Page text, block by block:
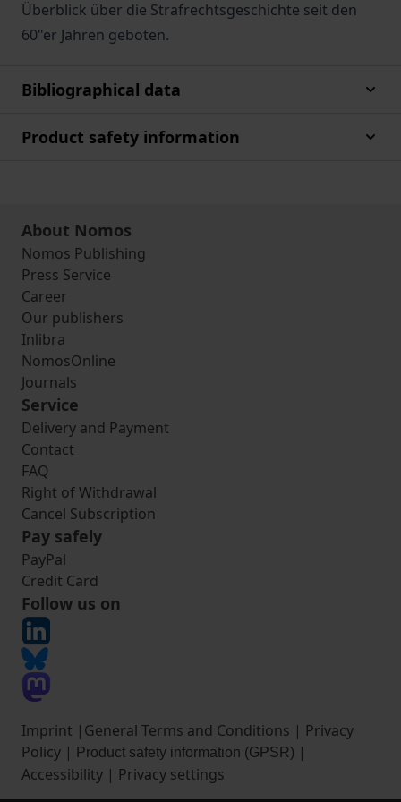
Überblick über die Strafrechtsgeschichte seit den
60"er Jahren geboten.
Bibliographical data
Product safety information
About Nomos
Nomos Publishing
Press Service
Career
Our publishers
Inlibra
NomosOnline
Journals
Service
Delivery and Payment
Contact
FAQ
Right of Withdrawal
Cancel Subscription
Pay safely
PayPal
Credit Card
Follow us on
Imprint | General Terms and Conditions | Privacy
Policy | Product safety information (GPSR) |
Accessibility | Privacy settings